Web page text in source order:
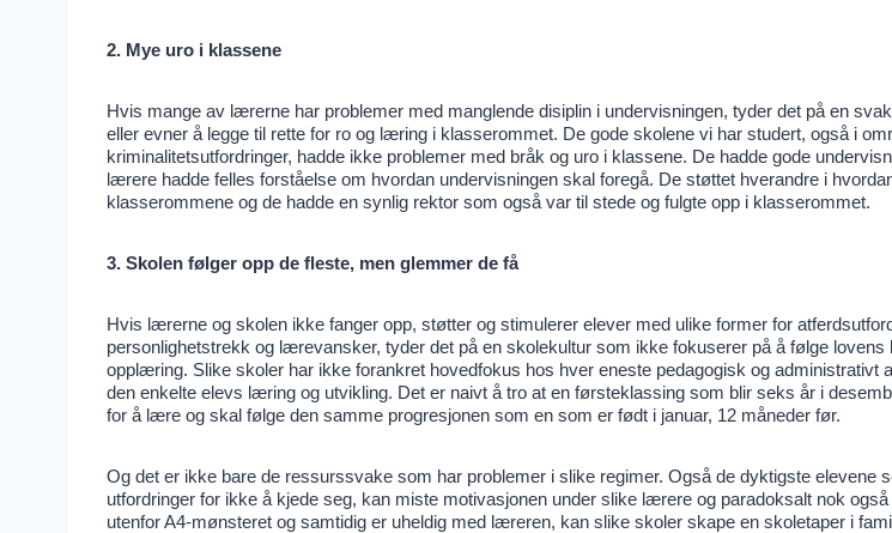
2. Mye uro i klassene
Hvis mange av lærerne har problemer med manglende disiplin i undervisningen, tyder det på en
eller evner å legge til rette for ro og læring i klasserommet. De gode skolene vi har studert, også i
kriminalitetsutfordringer, hadde ikke problemer med bråk og uro i klassene. De hadde gode
lærere hadde felles forståelse om hvordan undervisningen skal foregå. De støttet hverandre i
klasserommene og de hadde en synlig rektor som også var til stede og fulgte opp i klasserommet.
3. Skolen følger opp de fleste, men glemmer de få
Hvis lærerne og skolen ikke fanger opp, støtter og stimulerer elever med ulike former for
personlighetstrekk og lærevansker, tyder det på en skolekultur som ikke fokuserer på å følge
opplæring. Slike skoler har ikke forankret hovedfokus hos hver eneste pedagogisk og administrativt
den enkelte elevs læring og utvikling. Det er naivt å tro at en førsteklassing som blir seks år i
for å lære og skal følge den samme progresjonen som en som er født i januar, 12 måneder før.
Og det er ikke bare de ressurssvake som har problemer i slike regimer. Også de dyktigste elevene
utfordringer for ikke å kjede seg, kan miste motivasjonen under slike lærere og paradoksalt nok
utenfor A4-mønsteret og samtidig er uheldig med læreren, kan slike skoler skape en skoletaper i